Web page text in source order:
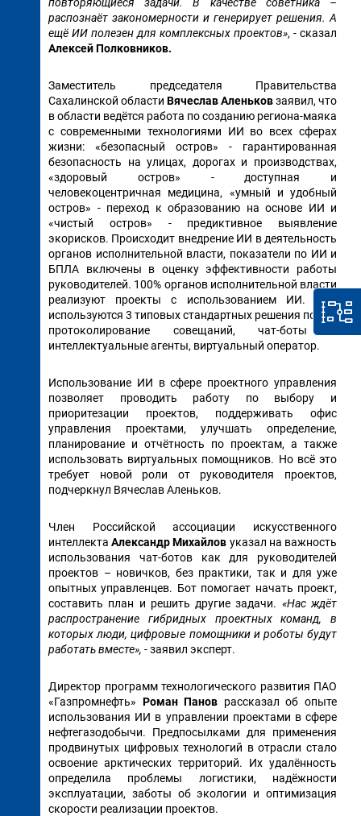
распознаёт закономерности и генерирует решения. А
ещё ИИ полезен для комплексных проектов», - сказал
Алексей Полковников.
Заместитель председателя Правительства
Сахалинской области Вячеслав Аленьковзаявил, что
в области ведётся работа по созданию региона-маяка
с современными технологиями ИИ во всех сферах
жизни: «безопасный остров» - гарантированная
безопасность на улицах, дорогах и производствах,
«здоровый остров» - доступная и
человекоцентричная медицина, «умный и удобный
остров» - переход к образованию на основе ИИ и
«чистый остров» - предиктивное выявление
экорисков. Происходит внедрение ИИ в деятельность
органов исполнительной власти, показатели по ИИ и
БПЛА включены в оценку эффективности работы
руководителей. 100% органов исполнительной власти
реализуют проекты с использованием ИИ. Уже
используются 3 типовых стандартных решения по ИИ:
протоколирование совещаний, чат-боты и
интеллектуальные агенты, виртуальный оператор.
Использование ИИ в сфере проектного управления
позволяет проводить работу по выбору и
приоритезации проектов, поддерживать офис
управления проектами, улучшать определение,
планирование и отчётность по проектам, а также
использовать виртуальных помощников. Но всё это
требует новой роли от руководителя проектов,
подчеркнул Вячеслав Аленьков.
Член Российской ассоциации искусственного
интеллектаАлександр Михайлов указал на важность
использования чат-ботов как для руководителей
проектов – новичков, без практики, так и для уже
опытных управленцев. Бот помогает начать проект,
составить план и решить другие задачи. «Нас ждёт
распространение гибридных проектных команд, в
которых люди, цифровые помощники и роботы будут
работать вместе», - заявил эксперт.
Директор программ технологического развития ПАО
«Газпромнефть» Роман Панов рассказал об опыте
использования ИИ в управлении проектами в сфере
нефтегазодобычи. Предпосылками для применения
продвинутых цифровых технологий в отрасли стало
освоение арктических территорий. Их удалённость
определила проблемы логистики, надёжности
эксплуатации, заботы об экологии и оптимизация
скорости реализации проектов.